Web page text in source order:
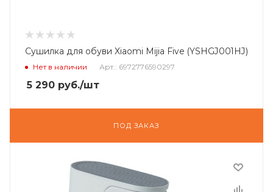
Сушилка для обуви Xiaomi Mijia Five (YSHGJ001HJ)
Нет в наличии Арт.: 6972776590297
5 290 руб./шт
ПОД ЗАКАЗ